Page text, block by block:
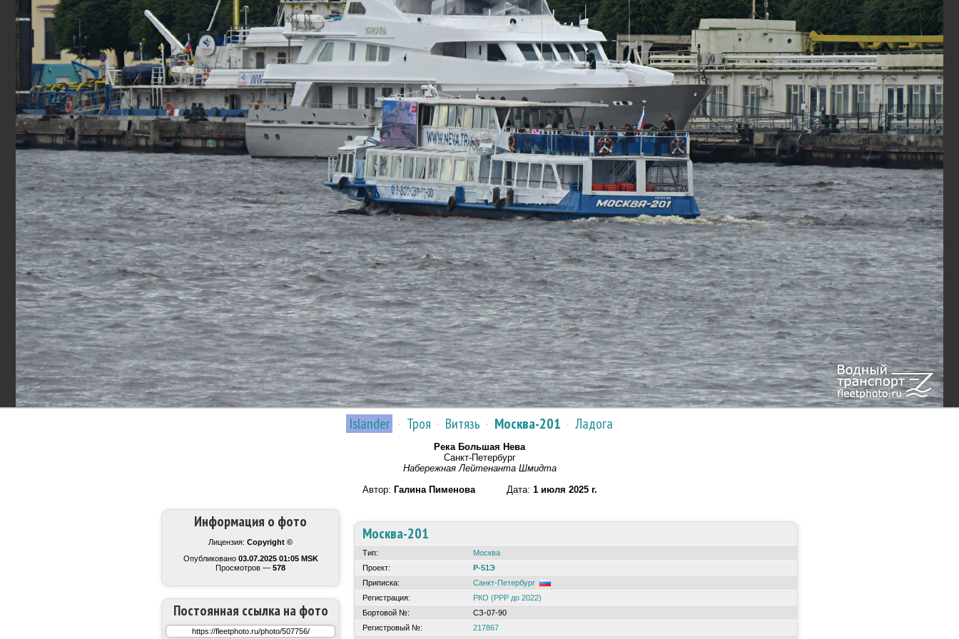
Islander · Троя · Витязь · Москва-201 · Ладога
Река Большая Нева
Санкт-Петербург
Набережная Лейтенанта Шмидта
Автор: Галина ПименоваДата: 1 июля 2025 г.
Информация о фото
Лицензия: Copyright ©
Опубликовано 03.07.2025 01:05 MSK
Просмотров — 578
Постоянная ссылка на фото
Москва-201
Тип:
Москва
Проект:
Р-51Э
Приписка:
Санкт-Петербург
Регистрация:
РКО (РРР до 2022)
Бортовой №:
СЗ-07-90
Регистровый №:
217867